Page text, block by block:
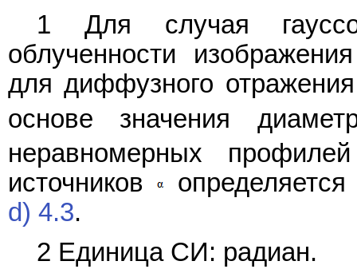
1 Для случая
облученности
для диффузного
основе значения
неравномерных
источников
d) 4.3.
2 Единица СИ: радиан.